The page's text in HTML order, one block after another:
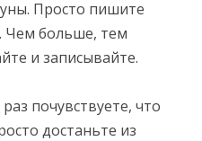
Просто пишите
Чем больше, тем
и записывайте.
почувствуете, что
достаньте из